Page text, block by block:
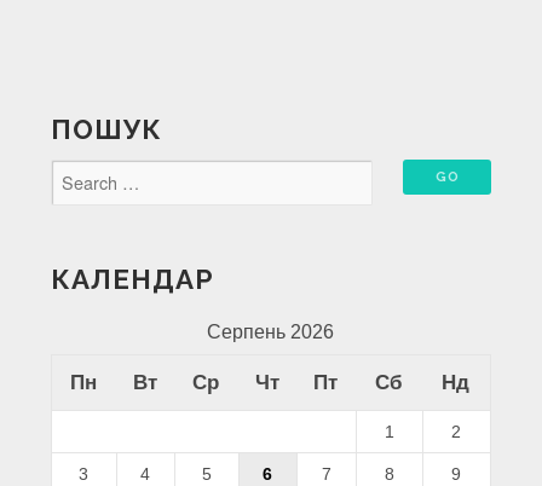
ПОШУК
КАЛЕНДАР
Серпень 2026
Пн Вт Ср Чт Пт Сб Нд
1 2
3 4 5 6 7 8 9